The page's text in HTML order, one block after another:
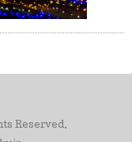
Reserved.